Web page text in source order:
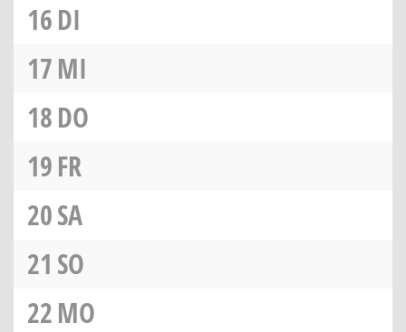
16DI
17MI
18DO
19FR
20SA
21 SO
22MO